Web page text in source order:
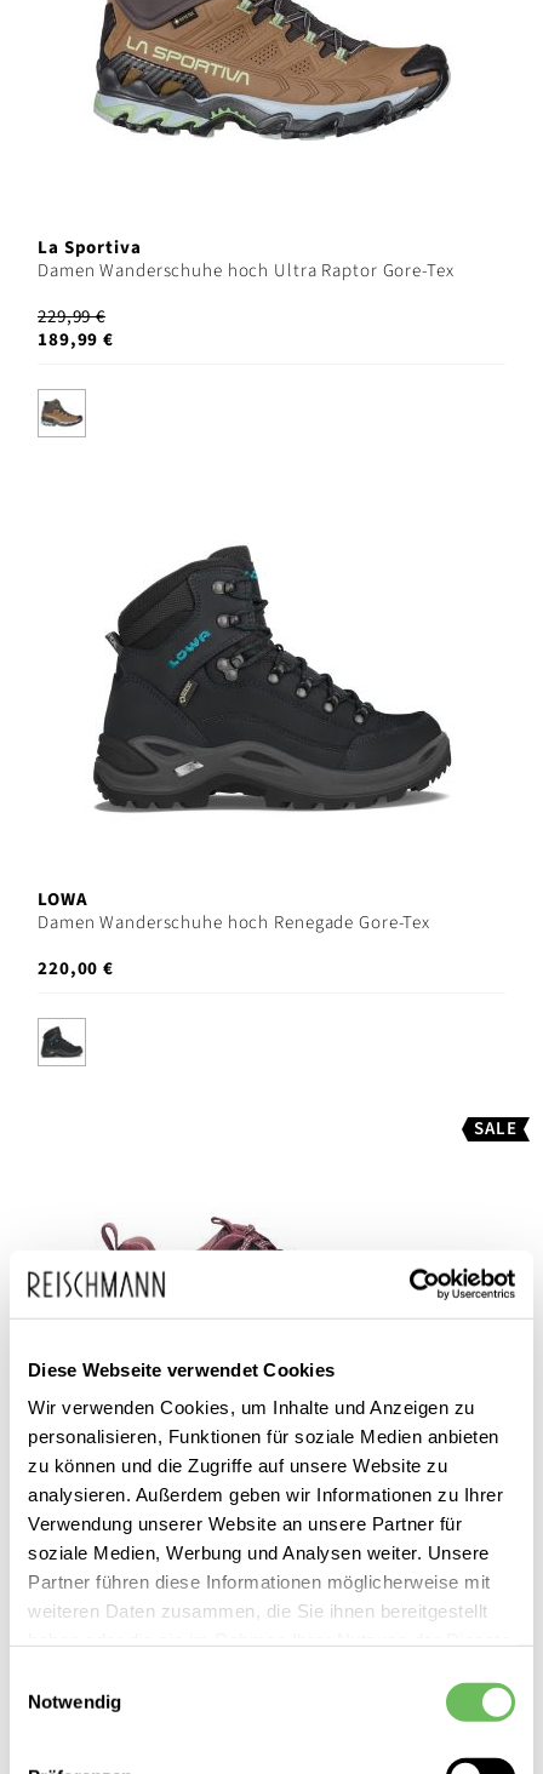
Diese Webseite verwendet Cookies
Wir verwenden Cookies, um Inhalte und Anzeigen zu
personalisieren, Funktionen für soziale Medien anbieten
zu können und die Zugriffe auf unsere Website zu
analysieren. Außerdem geben wir Informationen zu Ihrer
Verwendung unserer Website an unsere Partner für
soziale Medien, Werbung und Analysen weiter. Unsere
Partner führen diese Informationen möglicherweise mit
weiteren Daten zusammen, die Sie ihnen bereitgestellt
Notwendig
La Sportiva
Damen Wanderschuhe hoch Ultra Raptor Gore-Tex
229,99 €
189,99 €
LOWA
Damen Wanderschuhe hoch Renegade Gore-Tex
220,00 €
SALE
CMP Sport
Damen Wanderschuhe flach Rigel
59,99 €